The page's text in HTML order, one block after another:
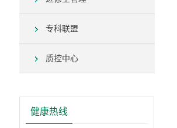
专科联盟
质控中心
健康热线